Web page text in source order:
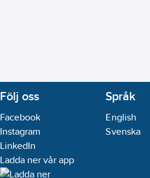
Följ oss
Facebook
Instagram
LinkedIn
Ladda ner vår app
Språk
English
Svenska